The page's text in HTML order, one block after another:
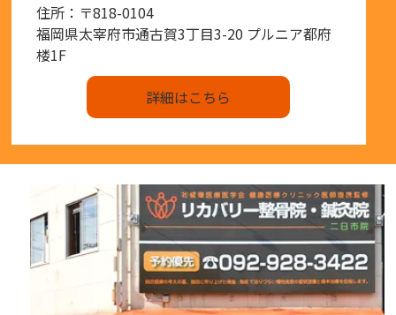
住所：〒818-0104
福岡県太宰府市通古賀3丁目3-20 プルニア都府
楼1F
詳細はこちら